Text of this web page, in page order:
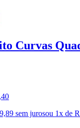
Curvas
,40
sem jurosou 1x de